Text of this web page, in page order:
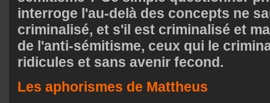
interroge l'au-delà des concepts ne
criminalisé, et s'il est criminalisé et
de l'anti-sémitisme, ceux qui le
ridicules et sans avenir fecond.
Les aphorismes de Mattheus